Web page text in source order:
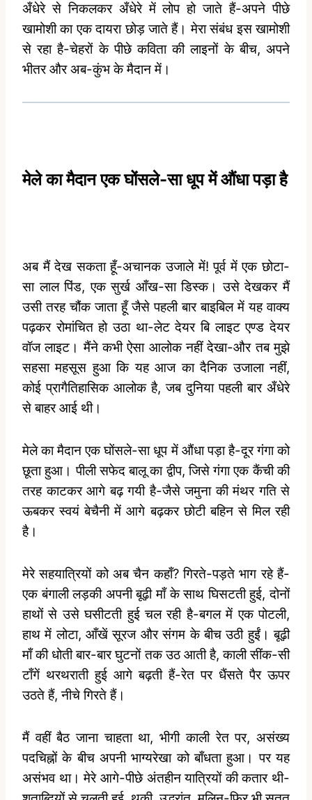
अँधेरे से निकलकर अँधेरे में लोप हो जाते हैं-अपने पीछे
खामोशी का एक दायरा छोड़ जाते हैं। मेरा संबंध इस खामोशी
से रहा है-चेहरों के पीछे कविता की लाइनों के बीच, अपने
भीतर और अब-कुंभ के मैदान में।
मेले का मैदान एक घोंसले-सा धूप में औंधा पड़ा है
अब मैं देख सकता हूँ-अचानक उजाले में! पूर्व में एक छोटा-
सा लाल पिंड, एक सुर्ख आँख-सा डिस्‍क। उसे देखकर मैं
उसी तरह चौंक जाता हूँ जैसे पहली बार बाइबिल में यह वाक्‍य
पढ़कर रोमांचित हो उठा था-लेट देयर बि लाइट एण्‍ड देयर
वॉज लाइट। मैंने कभी ऐसा आलोक नहीं देखा-और तब मुझे
सहसा महसूस हुआ कि यह आज का दैनिक उजाला नहीं,
कोई प्रागैतिहासिक आलोक है, जब दुनिया पहली बार अँधेरे
से बाहर आई थी।
मेले का मैदान एक घोंसले-सा धूप में औंधा पड़ा है-दूर गंगा को
छूता हुआ। पीली सफेद बालू का द्वीप, जिसे गंगा एक कैंची की
तरह काटकर आगे बढ़ गयी है-जैसे जमुना की मंथर गति से
ऊबकर स्‍वयं बेचैनी में आगे बढ़कर छोटी बहिन से मिल रही
है।
मेरे सहयात्रियों को अब चैन कहाँ? गिरते-पड़ते भाग रहे हैं-
एक बंगाली लड़की अपनी बूढ़ी माँ के साथ घिसटती हुई, दोनों
हाथों से उसे घसीटती हुई चल रही है-बगल में एक पोटली,
हाथ में लोटा, आँखें सूरज और संगम के बीच उठी हुईं। बूढ़ी
माँ की धोती बार-बार घुटनों तक उठ आती है, काली सींक-सी
टाँगें थरथराती हुई आगे बढ़ती हैं-रेत पर धैंसते पैर ऊपर
उठते हैं, नीचे गिरते हैं।
मैं वहीं बैठ जाना चाहता था, भीगी काली रेत पर, असंख्‍य
पदचिह्नों के बीच अपनी भाग्‍यरेखा को बाँधता हुआ। पर यह
असंभव था। मेरे आगे-पीछे अंतहीन यात्रियों की कतार थी-